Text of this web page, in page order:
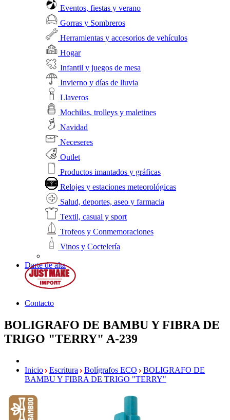
Eventos, fiestas y verano
Gorras y Sombreros
Herramientas y accesorios de vehículos
Hogar
Infantil y juegos de mesa
Invierno y días de lluvia
Llaveros
Mochilas, trolleys y maletines
Navidad
Neceseres
Outlet
Productos imantados y gráficas
Relojes y estaciones meteorológicas
Salud, deportes, aseo y farmacia
Textil, casual y sport
Trofeos y Conmemoraciones
Vinos y Coctelería
Darte de alta
Contacto
BOLIGRAFO DE BAMBU Y FIBRA DE
TRIGO "TERRY" A-239
Inicio Escritura Bolígrafos ECO
BOLIGRAFO DE
BAMBU Y FIBRA DE TRIGO "TERRY"